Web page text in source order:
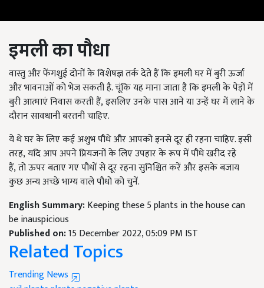
इमली का पौधा
वास्तु और फेंगशुई दोनों के विशेषज्ञ तर्क देते हैं कि इमली घर में बुरी ऊर्जा
और भावनाओं को भेज सकती है. चूंकि यह माना जाता है कि इमली के पेड़ों में
बुरी आत्माएं निवास करती हैं,इसलिए उनके पास आने या उन्हें घर में लाने के
दौरान सावधानी बरतनी चाहिए.
ये थे घर के लिए कई अशुभ पौधे और आपको इनसे दूर ही रहना चाहिए. इसी
तरह,यदि आप अपने प्रियजनों के लिए उपहार के रूप में पौधे खरीद रहे
हैं,तो ऊपर बताए गए पौधों से दूर रहना सुनिश्चित करें और इसके बजाय
कुछ अन्य अच्छे भाग्य वाले पौधो को चुनें.
English Summary:Keeping these 5 plants in the house can
be inauspicious
Published on:15 December 2022, 05:09 PM IST
Related Topics
Trending News